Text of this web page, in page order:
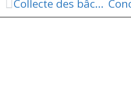
Collecte des bâches plastiques agricoles